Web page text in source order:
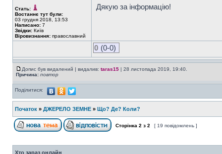
Стать:
Востаннє тут були:
03 грудня 2018, 13:53
Написано: 7
Звідки: Київ
Віровизнання: православний
Дякую за інформацію!
0 (0-0)
Допис був видалений | видалив: taras15 | 28 листопада 2019, 19:40.
Причина: повтор
Поділитися:
Початок » ДЖЕРЕЛО ЗЕМНЕ » Що? Де? Коли?
Сторінка 2 з 2 [ 19 повідомлень ]
Хто зараз онлайн